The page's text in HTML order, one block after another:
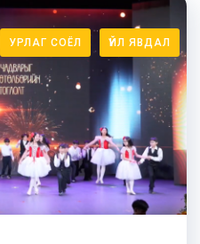
УРЛАГ СОЁЛ ҮЙЛ ЯВДАЛ